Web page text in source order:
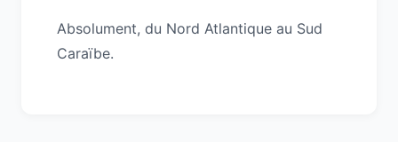
Absolument, du Nord Atlantique au Sud
Caraïbe.